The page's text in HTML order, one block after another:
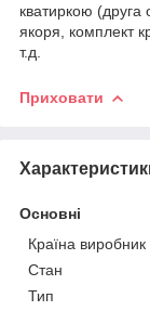
кватиркою (друга
якоря, комплект
т.д.
Приховати
Основні
Країна виробник
Стан
Тип